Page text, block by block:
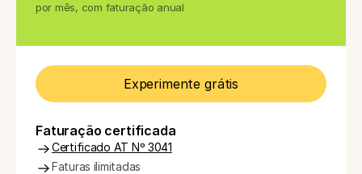
por mês, com faturação anual
Experimente grátis
Faturação certificada
Certificado AT Nº 3041
Faturas ilimitadas